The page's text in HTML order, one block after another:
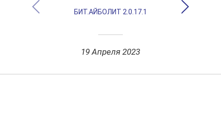
БИТ.АЙБОЛИТ 2.0.17.1
19 Апреля 2023